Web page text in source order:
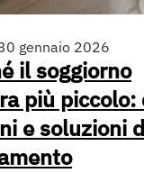
gennaio 2026
il soggiorno
più piccolo:
e soluzioni